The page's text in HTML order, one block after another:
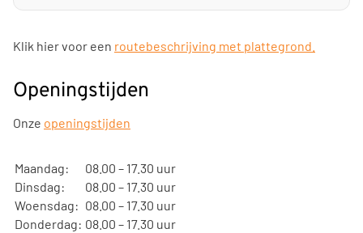
Klik hier voor een routebeschrijving met plattegrond.
Openingstijden
Onze openingstijden
Maandag:
08.00 – 17.30 uur
Dinsdag:
08.00 – 17.30 uur
Woensdag: 08.00 – 17.30 uur
Donderdag: 08.00 – 17.30 uur